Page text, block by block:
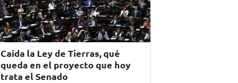
Caída la Ley de Tierras, qué
queda en el proyecto que hoy
trata el Senado